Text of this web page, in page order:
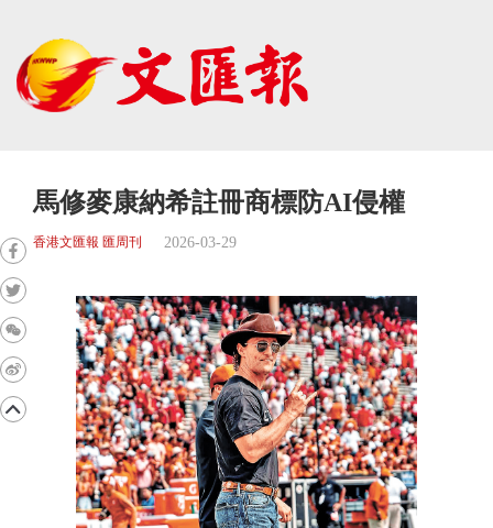
馬修麥康納希註冊商標防AI侵權
香港文匯報 匯周刊 2026-03-29